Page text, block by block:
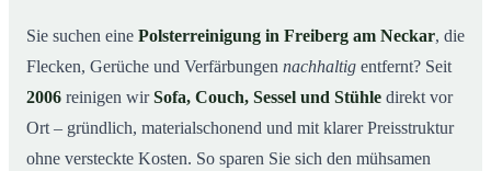
03So arbeiten wir
04Warum Mr. Cleaner in Freiberg am Neckar?
05Polsterreinigung in Freiberg am Neckar und Umgebung
Sie suchen eine Polsterreinigung in Freiberg am Neckar, die
Flecken, Gerüche und Verfärbungen nachhaltig entfernt? Seit
2006 reinigen wirSofa, Couch, Sessel und Stühle direkt vor
Ort – gründlich, materialschonend und mit klarer Preisstruktur
ohne versteckte Kosten. So sparen Sie sich den mühsamen